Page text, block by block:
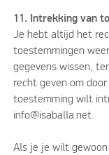
11. Intrekking van
Je hebt altijd het
toestemmingen
gegevens wissen,
recht geven om
toestemming wilt
info@isaballa.net.
Als je je wilt